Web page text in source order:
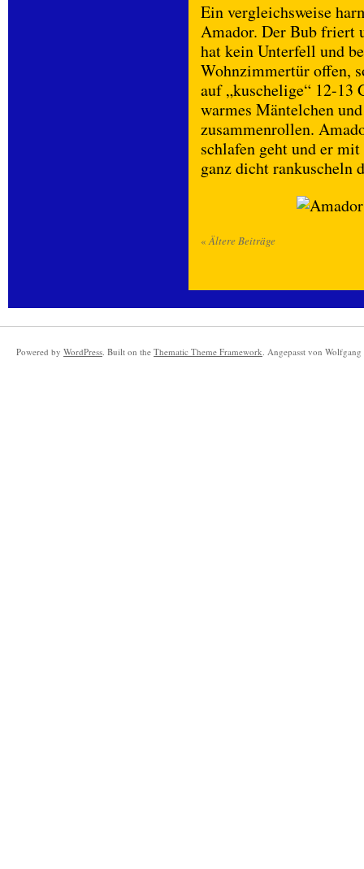
Ein vergleichsweise
Amador. Der Bub friert
hat kein Unterfell und
Wohnzimmertür offen,
auf „kuschelige“ 12-13
warmes Mäntelchen
zusammenrollen.
schlafen geht und er
ganz dicht rankuscheln
«Ältere Beiträge
Powered by WordPress. Built on the Thematic Theme Framework. Angepasst von